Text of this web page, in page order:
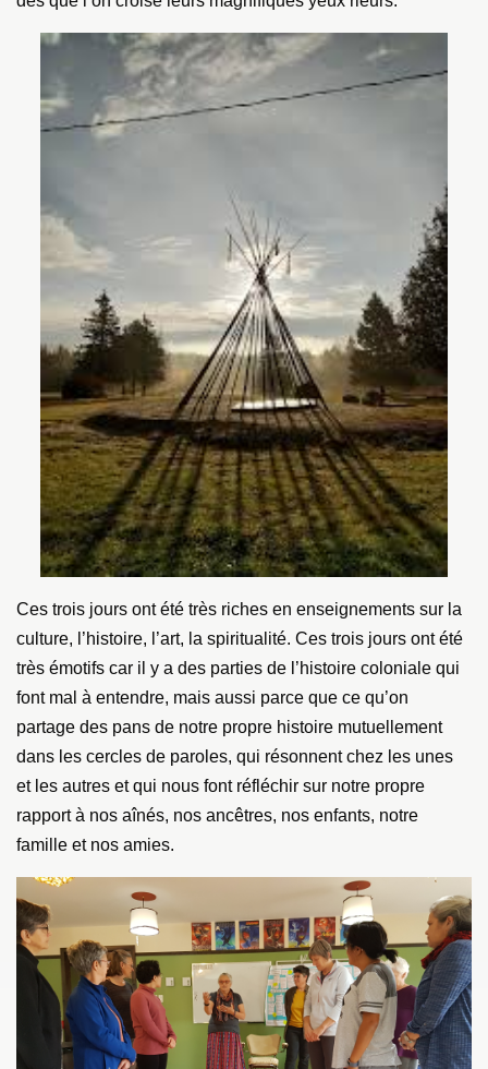
Ces trois jours ont été très riches en enseignements sur la
culture, l’histoire, l’art, la spiritualité. Ces trois jours ont été
très émotifs car il y a des parties de l’histoire coloniale qui
font mal à entendre, mais aussi parce que ce qu’on
partage des pans de notre propre histoire mutuellement
dans les cercles de paroles, qui résonnent chez les unes
et les autres et qui nous font réfléchir sur notre propre
rapport à nos aînés, nos ancêtres, nos enfants, notre
famille et nos amies.